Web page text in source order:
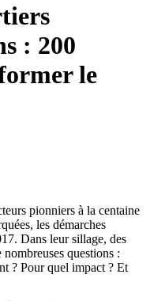
: 200
le
pionniers à la centaine
les démarches
Dans leur sillage, des
questions :
? Pour quel impact ? Et